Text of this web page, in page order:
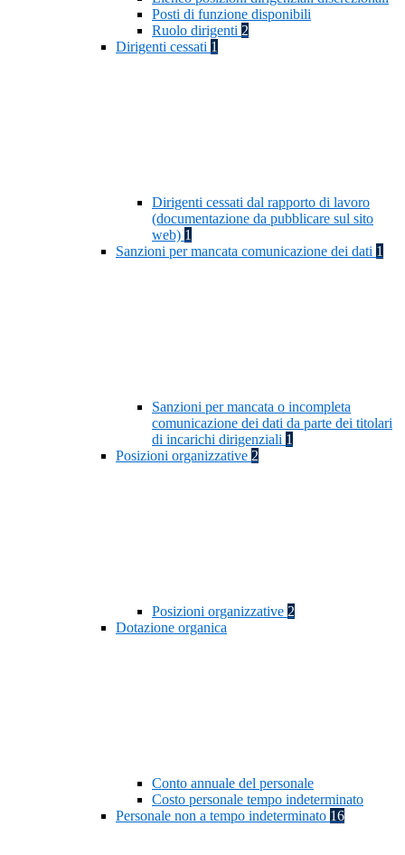
Posti di funzione disponibili
Ruolo dirigenti 2
Dirigenti cessati 1
Dirigenti cessati dal rapporto di lavoro
(documentazione da pubblicare sul sito
web) 1
Sanzioni per mancata comunicazione dei dati 1
Sanzioni per mancata o incompleta
comunicazione dei dati da parte dei titolari
di incarichi dirigenziali 1
Posizioni organizzative 2
Posizioni organizzative 2
Dotazione organica
Conto annuale del personale
Costo personale tempo indeterminato
Personale non a tempo indeterminato 16